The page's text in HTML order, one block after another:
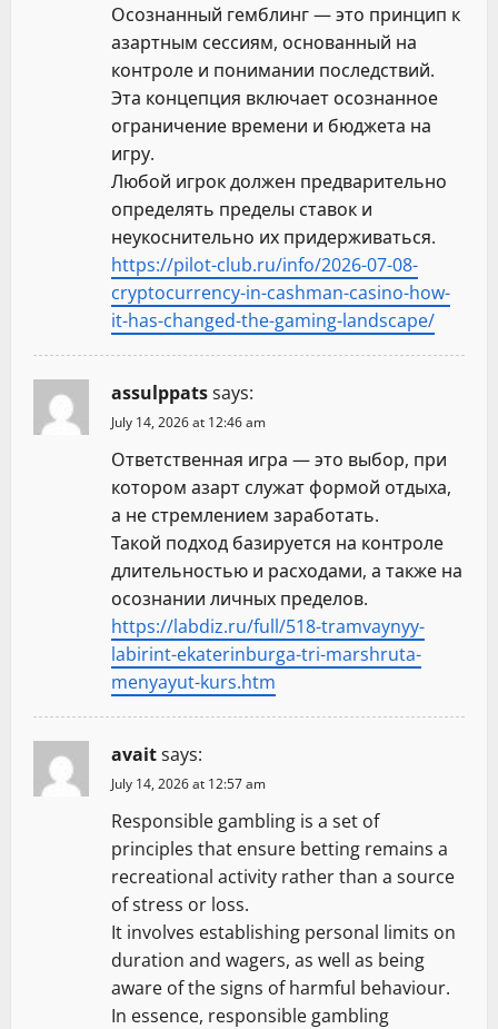
Осознанный гемблинг — это принцип к
азартным сессиям, основанный на
контроле и понимании последствий.
Эта концепция включает осознанное
ограничение времени и бюджета на
игру.
Любой игрок должен предварительно
определять пределы ставок и
неукоснительно их придерживаться.
https://pilot-club.ru/info/2026-07-08-
cryptocurrency-in-cashman-casino-how-
it-has-changed-the-gaming-landscape/
assulppatssays:
July 14, 2026 at 12:46 am
Ответственная игра — это выбор, при
котором азарт служат формой отдыха,
а не стремлением заработать.
Такой подход базируется на контроле
длительностью и расходами, а также на
осознании личных пределов.
https://labdiz.ru/full/518-tramvaynyy-
labirint-ekaterinburga-tri-marshruta-
menyayut-kurs.htm
avaitsays:
July 14, 2026 at 12:57 am
Responsible gambling is a set of
principles that ensure betting remains a
recreational activity rather than a source
of stress or loss.
It involves establishing personal limits on
duration and wagers, as well as being
aware of the signs of harmful behaviour.
In essence, responsible gambling